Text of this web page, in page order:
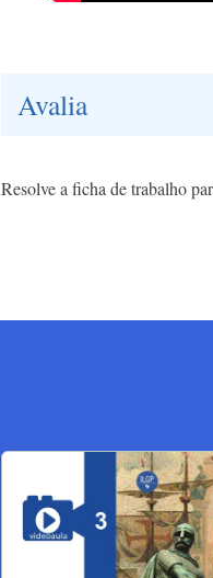
Avalia
Resolve a ficha de trabalho